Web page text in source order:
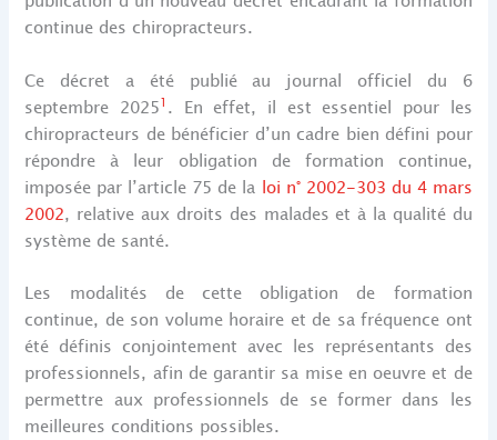
continue des chiropracteurs.
Ce décret a été publié au journal officiel du 6
septembre 20251 . En effet, il est essentiel pour les
chiropracteurs de bénéficier d’un cadre bien défini pour
répondre à leur obligation de formation continue,
imposée par l’article 75 de la loi n° 2002-303 du 4 mars
2002, relative aux droits des malades et à la qualité du
système de santé.
Les modalités de cette obligation de formation
continue, de son volume horaire et de sa fréquence ont
été définis conjointement avec les représentants des
professionnels, afin de garantir sa mise en oeuvre et de
permettre aux professionnels de se former dans les
meilleures conditions possibles.